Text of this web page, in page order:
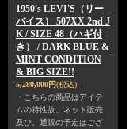
1950's LEVI'S（リー
バイス） 507XX 2nd J
K / SIZE 48（ハギ付
き） / DARK BLUE &
MINT CONDITION
& BIG SIZE!!
5,280,000円(税込)
・こちらの商品はアイテ
ムの特性故、ネット販売
及び、通販の予定はござ